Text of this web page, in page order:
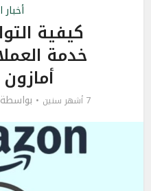
أخبار
كيفية
خدمة
أمازون
7 أشهر سنين بواسطة